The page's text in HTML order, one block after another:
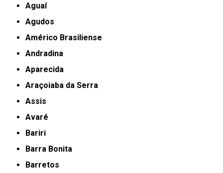
Aguaí
Agudos
Américo Brasiliense
Andradina
Aparecida
Araçoiaba da Serra
Assis
Avaré
Bariri
Barra Bonita
Barretos